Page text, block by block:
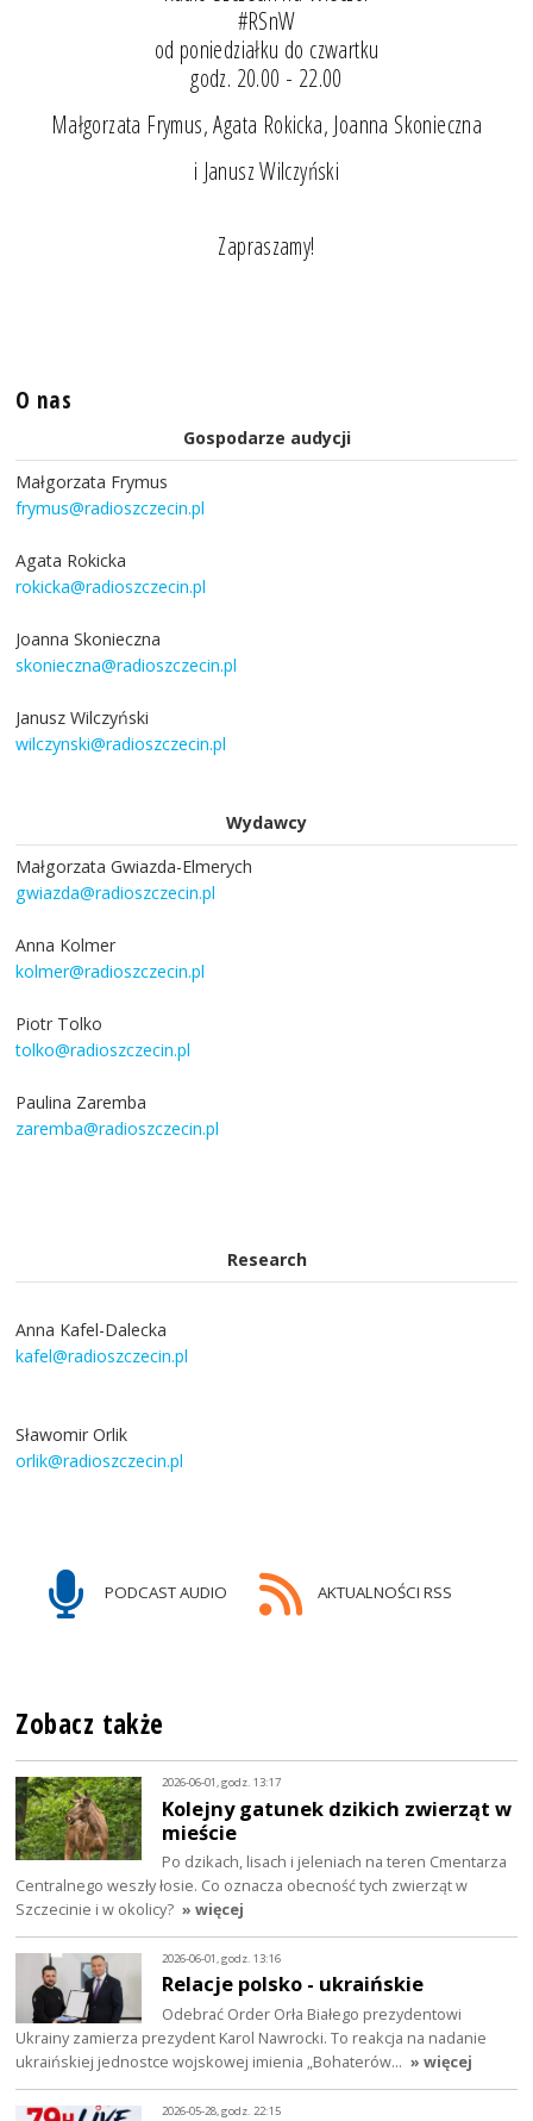
#RSnW
od poniedziałku do czwartku
godz. 20.00 - 22.00
Małgorzata Frymus, Agata Rokicka, Joanna Skonieczna
i Janusz Wilczyński
Zapraszamy!
O nas
Gospodarze audycji
Małgorzata Frymus
frymus@radioszczecin.pl
Agata Rokicka
rokicka@radioszczecin.pl
Joanna Skonieczna
skonieczna@radioszczecin.pl
Janusz Wilczyński
wilczynski@radioszczecin.pl
Wydawcy
Małgorzata Gwiazda-Elmerych
gwiazda@radioszczecin.pl
Anna Kolmer
kolmer@radioszczecin.pl
Piotr Tolko
tolko@radioszczecin.pl
Paulina Zaremba
zaremba@radioszczecin.pl
Research
Anna Kafel-Dalecka
kafel@radioszczecin.pl
Sławomir Orlik
orlik@radioszczecin.pl
PODCAST AUDIO AKTUALNOŚCI RSS
Zobacz także
2026-06-01, godz. 13:17
Kolejny gatunek dzikich zwierząt w
mieście
Po dzikach, lisach i jeleniach na teren Cmentarza
Centralnego weszły łosie. Co oznacza obecność tych zwierząt w
Szczecinie i w okolicy? » więcej
2026-06-01, godz. 13:16
Relacje polsko - ukraińskie
Odebrać Order Orła Białego prezydentowi
Ukrainy zamierza prezydent Karol Nawrocki. To reakcja na nadanie
ukraińskiej jednostce wojskowej imienia „Bohaterów… » więcej
2026-05-28, godz. 22:15